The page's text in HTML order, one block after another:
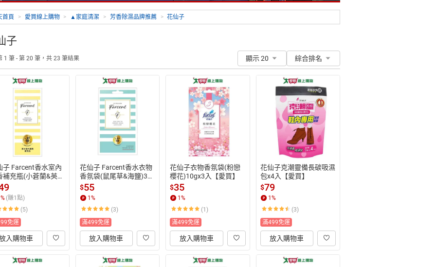
首頁 > 愛買線上購物 > ▲家庭清潔 > 芳香除濕品牌推薦 > 花仙子
子
1 筆 - 第 20 筆，共 23 筆結果 顯示 20 綜合排名
子 Farcent香水室內
補充瓶(小蒼蘭&英國
【愛買】
% (賺1點)
(5)
免運
入購物車
花仙子 Farcent香水衣物
香氛袋(鼠尾草&海鹽)30g
【愛買】
$55
1%
(3)
滿499免運
放入購物車
花仙子衣物香氛袋(粉戀
櫻花)10gx3入【愛買】
$35
1%
(1)
滿499免運
放入購物車
花仙子克潮靈備長碳吸濕
包x4入【愛買】
$79
1%
(3)
滿499免運
放入購物車